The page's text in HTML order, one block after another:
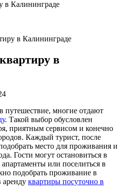
в Калининграде
в
путешествие, многие отдают
. Такой выбор обусловлен
приятным сервисом и конечно
Каждый турист, после
место для проживания и
Гости могут остановиться в
или поселиться в
подобрать проживание в
аренду квартиры посуточно в